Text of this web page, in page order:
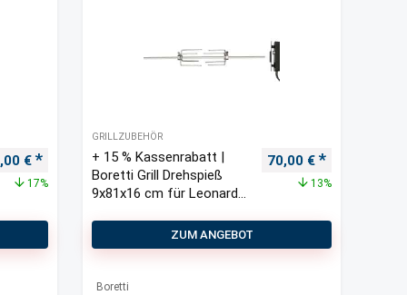
Preis war: 30,00 €
€ Aktueller Preis ist: 25,00 €.
17%
GRILLZUBEHÖR
+ 15 % Kassenrabatt |
Boretti Grill Drehspieß
9x81x16 cm für Leonardo
Ursprünglicher Preis
70,00 € Aktueller
13%
ZUM ANGEBOT
Boretti